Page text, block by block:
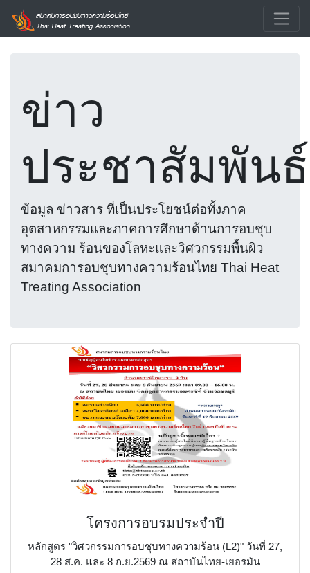
ข่าว
ประชาสัมพันธ์
ข้อมูล ข่าวสาร ที่เป็นประโยชน์ต่อทั้งภาค
อุตสาหกรรมและภาคการศึกษาด้านการอบชุบ
ทางความ ร้อนของโลหะและวิศวกรรมพื้นผิว
สมาคมการอบชุบทางความร้อนไทย Thai Heat
Treating Association
โครงการอบรมประจำปี
หลักสูตร "วิศวกรรมการอบชุบทางความร้อน (L2)" วันที่ 27,
28 ส.ค. และ 8 ก.ย.2569 ณ สถาบันไทย-เยอรมัน